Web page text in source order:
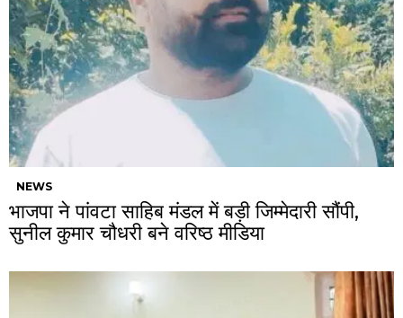
NEWS
भाजपा ने पांवटा साहिब मंडल में बड़ी जिम्मेदारी सौंपी,
सुनील कुमार चौधरी बने वरिष्ठ मीडिया